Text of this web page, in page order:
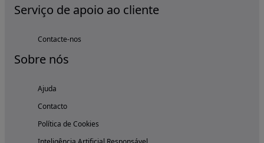
Serviço de apoio ao cliente
Contacte-nos
Sobre nós
Ajuda
Contacto
Política de Cookies